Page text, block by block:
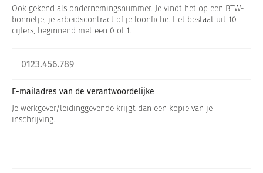
Ook gekend als ondernemingsnummer. Je vindt het op een BTW-
bonnetje, je arbeidscontract of je loonfiche. Het bestaat uit 10
cijfers, beginnend met een 0 of 1.
E-mailadres van de verantwoordelijke
Je werkgever/leidinggevende krijgt dan een kopie van je
inschrijving.